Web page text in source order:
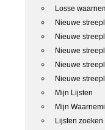
Losse
Nieuwe
Nieuwe
Nieuwe
Nieuwe
Nieuwe
Mijn Lijsten
Mijn
Lijsten zoeken